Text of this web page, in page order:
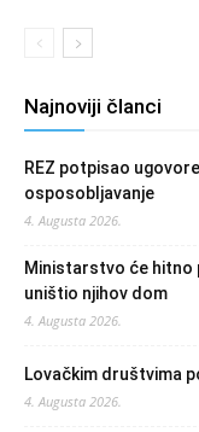
Najnoviji članci
REZ potpisao
osposobljavanje
4. Augusta 2026.
Ministarstvo će hitno
uništio njihov dom
4. Augusta 2026.
Lovačkim društvima
4. Augusta 2026.